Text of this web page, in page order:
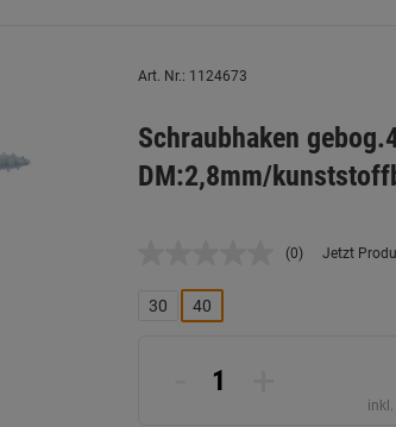
Art. Nr.: 1124673
Schraubhaken
DM:2,8mm/
Kein
(0) Jetzt
30 40